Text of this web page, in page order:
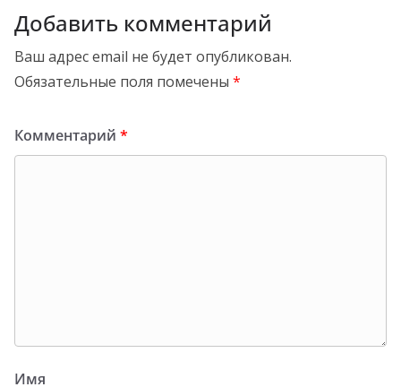
Добавить комментарий
Ваш адрес email не будет опубликован.
Обязательные поля помечены *
Комментарий *
Имя